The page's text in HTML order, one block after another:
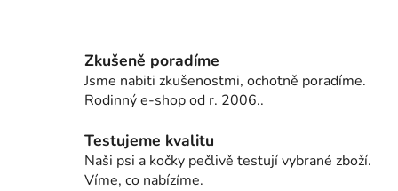
Zkušeně poradíme
Jsme nabiti zkušenostmi, ochotně poradíme.
Rodinný e-shop od r. 2006..
Testujeme kvalitu
Naši psi a kočky pečlivě testují vybrané zboží.
Víme, co nabízíme.